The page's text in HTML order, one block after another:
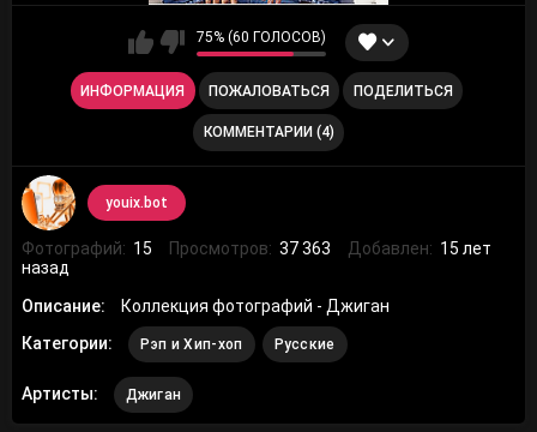
75% (60 ГОЛОСОВ)
ИНФОРМАЦИЯ ПОЖАЛОВАТЬСЯ ПОДЕЛИТЬСЯ
КОММЕНТАРИИ (4)
youix.bot
Фотографий: 15 Просмотров: 37 363 Добавлен: 15 лет
назад
Описание:
Коллекция фотографий - Джиган
Категории:
Рэп и Хип-хоп Русские
Артисты: Джиган